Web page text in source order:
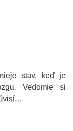
stav, keď je
Vedomie si